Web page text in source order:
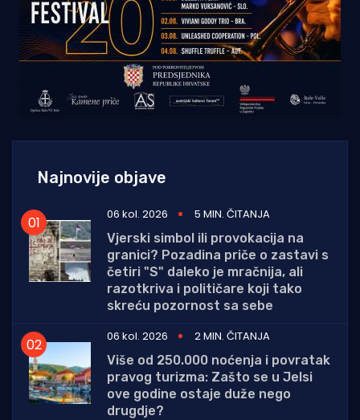
Najnovije objave
06 kol. 2026
5 MIN. ČITANJA
Vjerski simbol ili provokacija na
granici? Pozadina priče o zastavi s
četiri "S" daleko je mračnija, ali
razotkriva i političare koji tako
skreću pozornost sa sebe
06 kol. 2026
2 MIN. ČITANJA
Više od 250.000 noćenja i povratak
pravog turizma: Zašto se u Jelsi
ove godine ostaje duže nego
drugdje?